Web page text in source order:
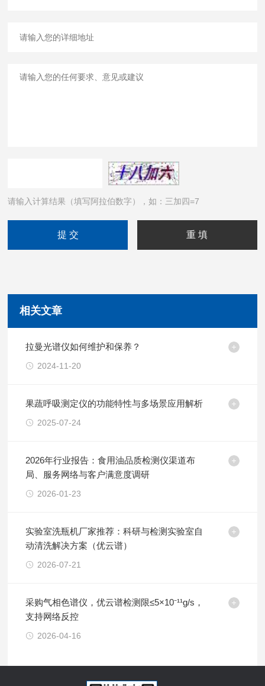
请输入计算结果（填写阿拉伯数字），如：三加四=7
相关文章
拉曼光谱仪如何维护和保养？
2024-11-20
果蔬呼吸测定仪的功能特性与多场景应用解析
2025-07-24
2026年行业报告：食用油品质检测仪渠道布
局、服务网络与客户满意度调研
2026-01-23
实验室洗瓶机厂家推荐：科研与检测实验室自
动清洗解决方案（优云谱）
2026-07-21
采购气相色谱仪，优云谱检测限≤5×10⁻¹¹g/s，
支持网络反控
2026-04-16